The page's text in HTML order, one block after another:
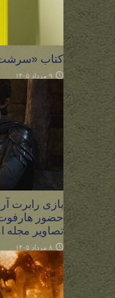
کتاب «سرشت
۹ مرداد ۱۴۰۵
بازی رابرت
حضور
تصاویر مجله
۸ مرداد ۱۴۰۵